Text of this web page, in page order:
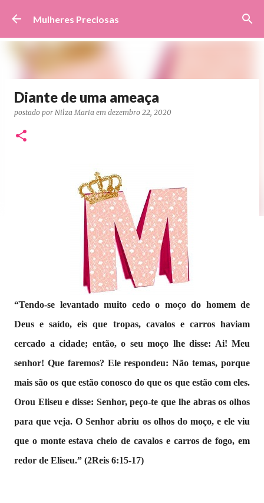
Pular para o conteúdo principal
Mulheres Preciosas
Diante de uma ameaça
postado por Nilza Maria em dezembro 22, 2020
“Tendo-se levantado muito cedo o moço do homem de
Deus e saído, eis que tropas, cavalos e carros haviam
cercado a cidade; então, o seu moço lhe disse: Ai! Meu
senhor! Que faremos? Ele respondeu: Não temas, porque
mais são os que estão conosco do que os que estão com eles.
Orou Eliseu e disse: Senhor, peço-te que lhe abras os olhos
para que veja. O Senhor abriu os olhos do moço, e ele viu
que o monte estava cheio de cavalos e carros de fogo, em
redor de Eliseu.” (2Reis 6:15-17)